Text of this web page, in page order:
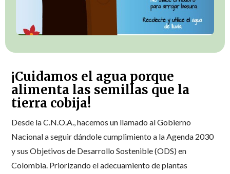
¡Cuidamos el agua porque
alimenta las semillas que la
tierra cobija!
Desde la C.N.O.A., hacemos un llamado al Gobierno
Nacional a seguir dándole cumplimiento a la Agenda 2030
y sus Objetivos de Desarrollo Sostenible (ODS) en
Colombia. Priorizando el adecuamiento de plantas